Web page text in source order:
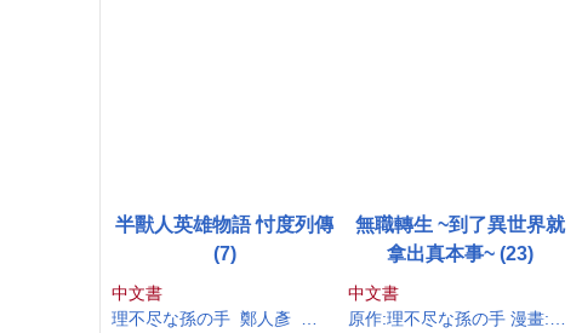
半獸人英雄物語 忖度列傳
(7)
中文書
理不尽な孫の手 鄭人彥
無職轉生 ~到了異世界就
拿出真本事~ (23)
中文書
原作:理不尽な孫の手漫畫:フジカワ ユカ 角色原案:シロタカ